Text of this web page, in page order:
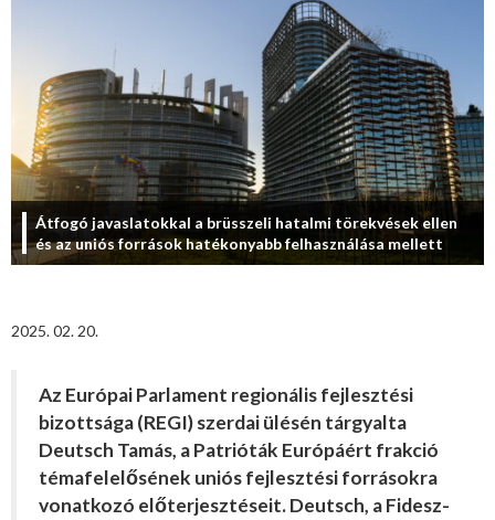
Átfogó javaslatokkal a brüsszeli hatalmi törekvések ellen
és az uniós források hatékonyabb felhasználása mellett
2025. 02. 20.
Az Európai Parlament regionális fejlesztési
bizottsága (REGI) szerdai ülésén tárgyalta
Deutsch Tamás, a Patrióták Európáért frakció
témafelelősének uniós fejlesztési forrásokra
vonatkozó előterjesztéseit. Deutsch, a Fidesz-